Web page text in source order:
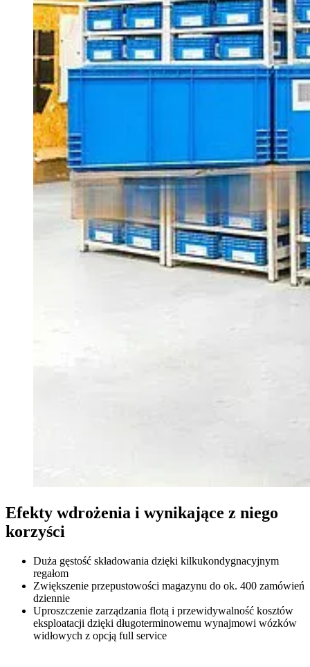
Efekty wdrożenia i wynikające z niego
korzyści
Duża gęstość składowania dzięki kilkukondygnacyjnym
regałom
Zwiększenie przepustowości magazynu do ok. 400 zamówień
dziennie
Uproszczenie zarządzania flotą i przewidywalność kosztów
eksploatacji dzięki długoterminowemu wynajmowi wózków
widłowych z opcją full service